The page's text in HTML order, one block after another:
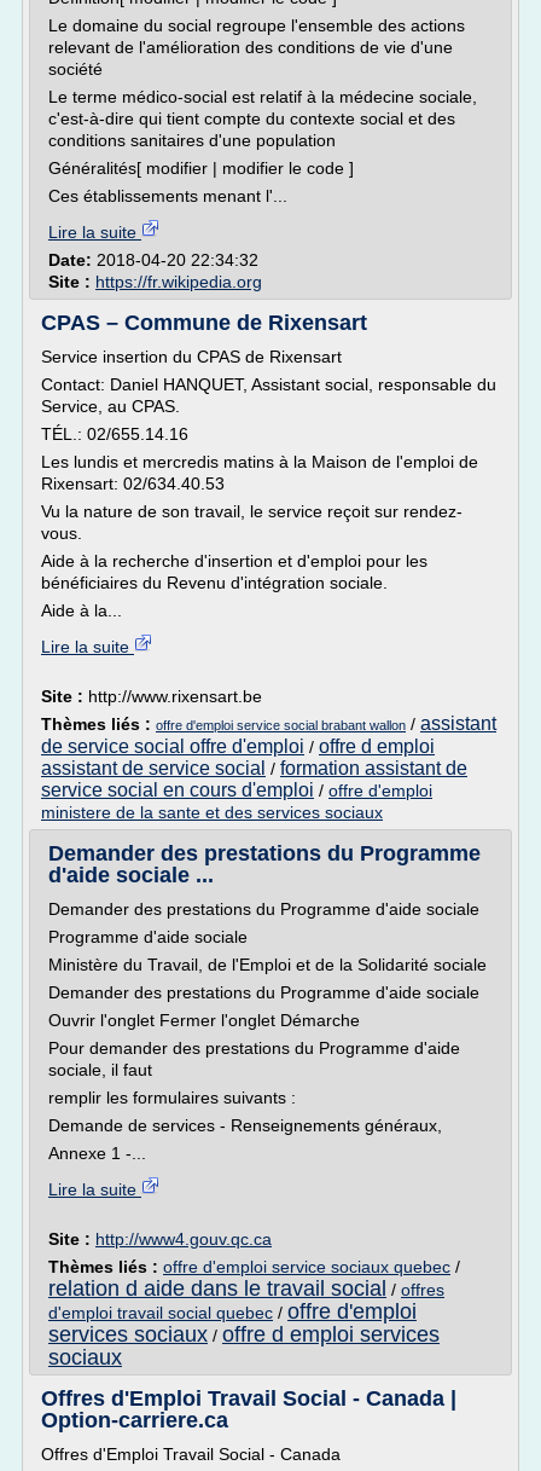
Le domaine du social regroupe l'ensemble des actions
relevant de l'amélioration des conditions de vie d'une
société
Le terme médico-social est relatif à la médecine sociale,
c'est-à-dire qui tient compte du contexte social et des
conditions sanitaires d'une population
Généralités[ modifier | modifier le code ]
Ces établissements menant l'...
Lire la suite
Date: 2018-04-20 22:34:32
Site : https://fr.wikipedia.org
CPAS – Commune de Rixensart
Service insertion du CPAS de Rixensart
Contact: Daniel HANQUET, Assistant social, responsable du
Service, au CPAS.
TÉL.: 02/655.14.16
Les lundis et mercredis matins à la Maison de l'emploi de
Rixensart: 02/634.40.53
Vu la nature de son travail, le service reçoit sur rendez-
vous.
Aide à la recherche d'insertion et d'emploi pour les
bénéficiaires du Revenu d'intégration sociale.
Aide à la...
Lire la suite
Site : http://www.rixensart.be
Thèmes liés : offre d'emploi service social brabant wallon / assistant
de service social offre d'emploi / offre d emploi
assistant de service social / formation assistant de
service social en cours d'emploi / offre d'emploi
ministere de la sante et des services sociaux
Demander des prestations du Programme
d'aide sociale ...
Demander des prestations du Programme d'aide sociale
Programme d'aide sociale
Ministère du Travail, de l'Emploi et de la Solidarité sociale
Demander des prestations du Programme d'aide sociale
Ouvrir l'onglet Fermer l'onglet Démarche
Pour demander des prestations du Programme d'aide
sociale, il faut
remplir les formulaires suivants :
Demande de services - Renseignements généraux,
Annexe 1 -...
Lire la suite
Site : http://www4.gouv.qc.ca
Thèmes liés : offre d'emploi service sociaux quebec /
relation d aide dans le travail social / offres
d'emploi travail social quebec / offre d'emploi
services sociaux / offre d emploi services
sociaux
Offres d'Emploi Travail Social - Canada |
Option-carriere.ca
Offres d'Emploi Travail Social - Canada